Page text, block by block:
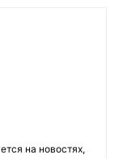
на новостях,